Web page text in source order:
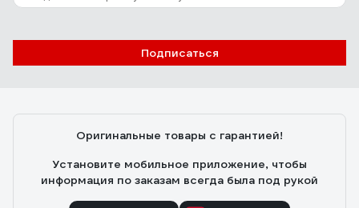
Подписаться
Оригинальные товары с гарантией!
Установите мобильное приложение, чтобы
информация по заказам всегда была под рукой